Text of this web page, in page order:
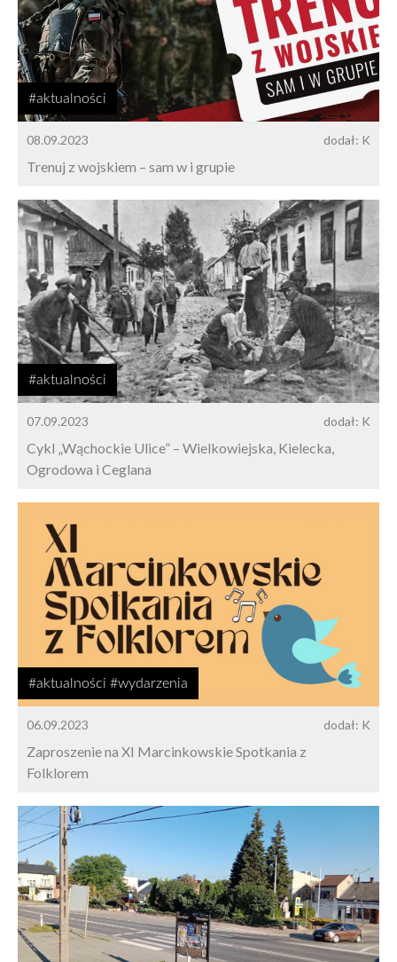
#aktualności
08.09.2023 dodał: K
Trenuj z wojskiem – sam w i grupie
#aktualności
07.09.2023 dodał: K
Cykl „Wąchockie Ulice” – Wielkowiejska, Kielecka,
Ogrodowa i Ceglana
#aktualności #wydarzenia
06.09.2023 dodał: K
Zaproszenie na XI Marcinkowskie Spotkania z
Folklorem